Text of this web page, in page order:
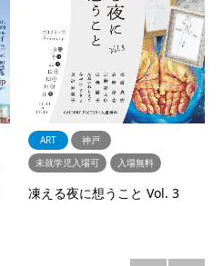
ART
神戸
未就学児入場可
入場無料
凍える夜に想うこと Vol. 3